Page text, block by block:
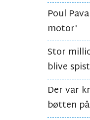
Poul
motor'
Stor
blive
Der var
bøtten